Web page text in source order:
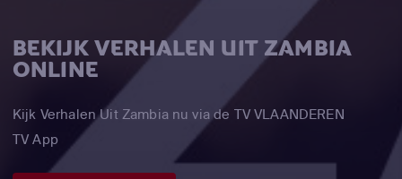
BEKIJK VERHALEN UIT ZAMBIA
ONLINE
Kijk Verhalen Uit Zambia nu via de TV VLAANDEREN
TV App